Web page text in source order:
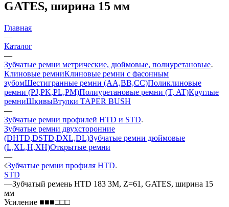
GATES, ширина 15 мм
Главная
—
Каталог
—
Зубчатые ремни метрические, дюймовые, полиуретановые
Клиновые ремниКлиновые ремни с фасонным
зубомШестигранные ремни (AA,BB,CC)Поликлиновые
ремни (PJ,PK,PL,PM)Полиуретановые ремни (T, AT)Круглые
ремниШкивыВтулки TAPER BUSH
—
Зубчатые ремни профилей HTD и STD
Зубчатые ремни двухсторонние
(DHTD,DSTD,DXL,DL)Зубчатые ремни дюймовые
(L,XL,H,XH)Открытые ремни
—
Зубчатые ремни профиля HTD
STD
—Зубчатый ремень HTD 183 3M, Z=61, GATES, ширина 15
мм
Усиление ■■■□□□